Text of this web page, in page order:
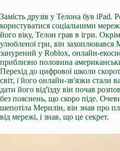
Замість друзів у Телона був iPad.
користуватися соціальними
його віку, Телон грав в ігри.
улюбленої гри, він захоплювався
занурений у Roblox, онлайн-
приблизно половина
Перехід до цифрової школи
світ, і його онлайн-зв'язки
дати його від'їзду він почав
без пояснень, що скоро піде.
шепотіла Мерилін, він знав про
від мережі, і знав, що це секрет.